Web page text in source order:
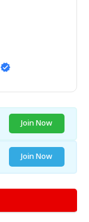
Join Now
Join Now